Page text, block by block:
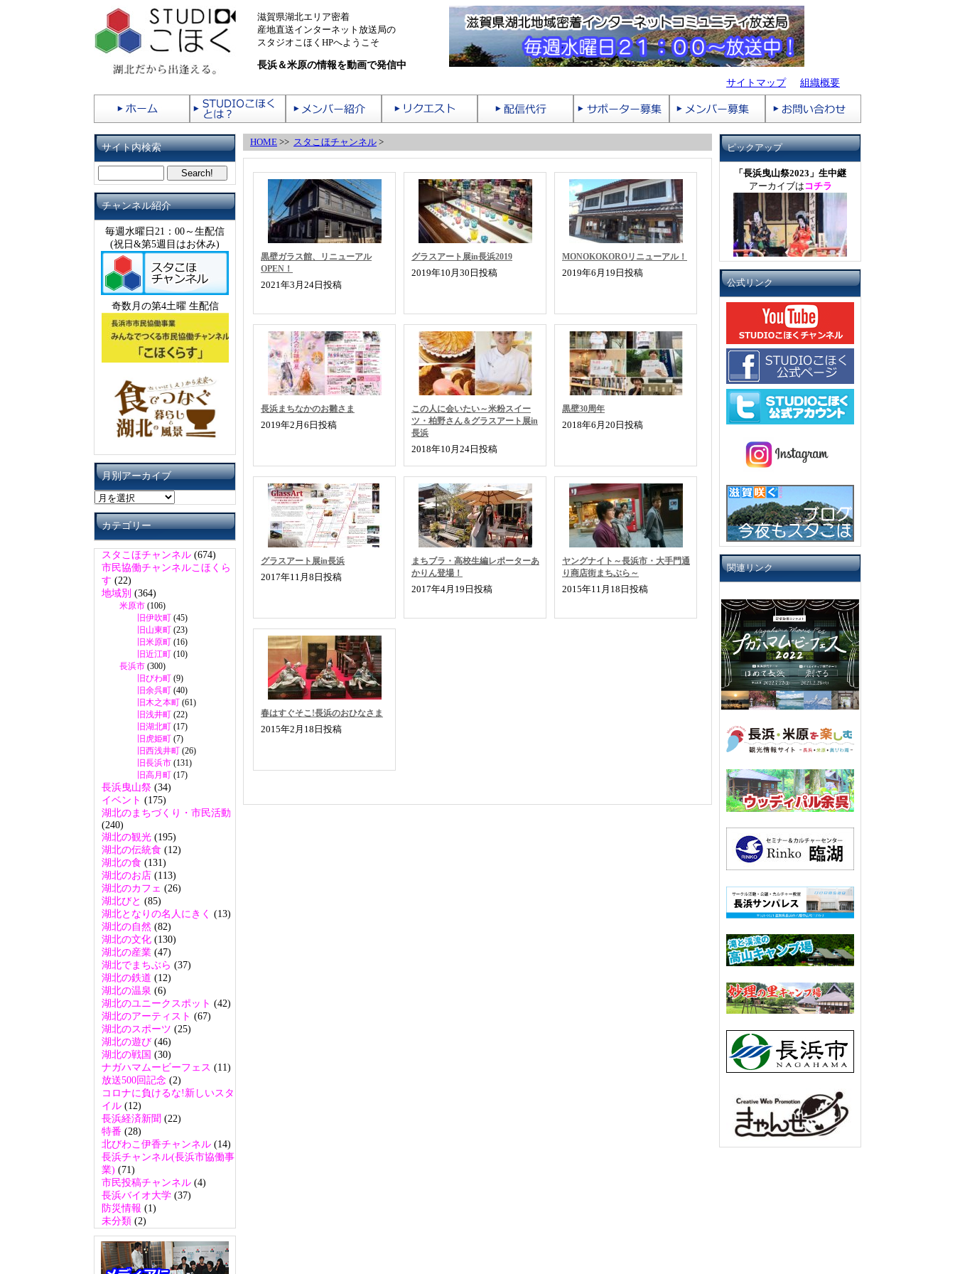
滋賀県湖北エリア密着
産地直送インターネット放送局の
スタジオこほくHPへようこそ
長浜＆米原の情報を動画で発信中
サイトマップ
組織概要
サイト内検索
チャンネル紹介
毎週水曜日21：00～生配信
(祝日&第5週目はお休み)
奇数月の第4土曜 生配信
月別アーカイブ
月
別
ア
カ
イ
ブ
カテゴリー
スタこほチャンネル (674)
市民協働チャンネルこほくら
す (22)
地域別 (364)
米原市 (106)
旧伊吹町 (45)
旧山東町 (23)
旧米原町 (16)
旧近江町 (10)
長浜市 (300)
旧びわ町 (9)
旧余呉町 (40)
旧木之本町 (61)
旧浅井町 (22)
旧湖北町 (17)
旧虎姫町 (7)
旧西浅井町 (26)
旧長浜市 (131)
旧高月町 (17)
長浜曳山祭 (34)
イベント (175)
湖北のまちづくり・市民活動
(240)
湖北の観光 (195)
湖北の伝統食 (12)
湖北の食 (131)
湖北のお店 (113)
湖北のカフェ (26)
湖北びと (85)
湖北となりの名人にきく (13)
湖北の自然 (82)
湖北の文化 (130)
湖北の産業 (47)
湖北でまちぶら (37)
湖北の鉄道 (12)
湖北の温泉 (6)
湖北のユニークスポット (42)
湖北のアーティスト (67)
湖北のスポーツ (25)
湖北の遊び (46)
湖北の戦国 (30)
ナガハマムービーフェス (11)
放送500回記念 (2)
コロナに負けるな!新しいスタ
イル (12)
長浜経済新聞 (22)
特番 (28)
北びわこ伊香チャンネル (14)
長浜チャンネル(長浜市協働事
業) (71)
市民投稿チャンネル (4)
長浜バイオ大学 (37)
防災情報 (1)
未分類 (2)
ピックアップ
「長浜曳山祭2023」生中継
アーカイブは コチラ
公式リンク
関連リンク
HOME >> スタこほチャンネル >
黒壁ガラス館、リニューアル
OPEN！
2021年3月24日投稿
グラスアート展in長浜2019
2019年10月30日投稿
MONOKOKOROリニューアル！
2019年6月19日投稿
長浜まちなかのお雛さま
2019年2月6日投稿
この人に会いたい～米粉スイー
ツ・柏野さん＆グラスアート展in
長浜
2018年10月24日投稿
黒壁30周年
2018年6月20日投稿
グラスアート展in長浜
2017年11月8日投稿
まちブラ・高校生編レポーターあ
かりん登場！
2017年4月19日投稿
ヤングナイト～長浜市・大手門通
り商店街まちぶら～
2015年11月18日投稿
春はすぐそこ!長浜のおひなさま
2015年2月18日投稿